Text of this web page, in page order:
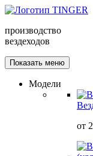
производство
вездеходов
Показать меню
Модели
от